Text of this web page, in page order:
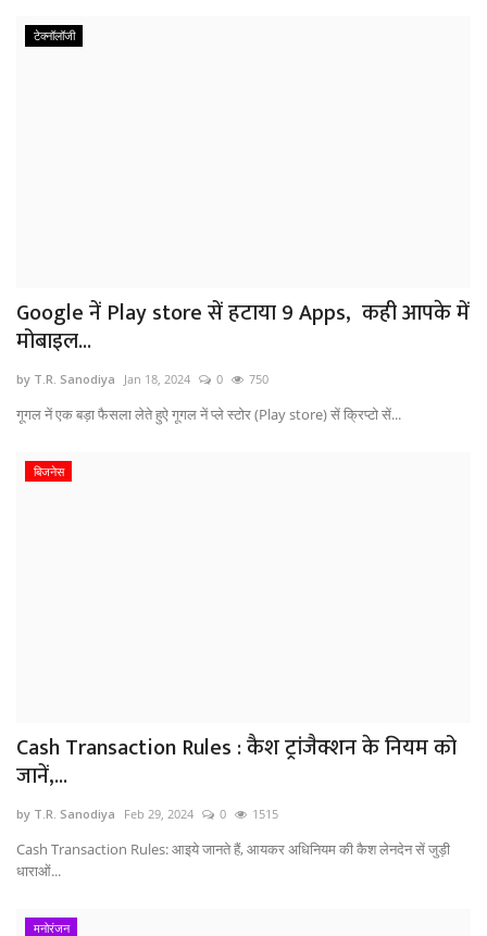
टेक्नॉलॉजी
Google नें Play store सें हटाया 9 Apps, कही आपके में
मोबाइल...
by T.R. Sanodiya Jan 18, 2024 0 750
गूगल नें एक बड़ा फैसला लेते हुऐ गूगल नें प्ले स्टोर (Play store) सें क्रिप्टो सें...
बिजनेस
Cash Transaction Rules : कैश ट्रांजैक्शन के नियम को
जानें,...
by T.R. Sanodiya Feb 29, 2024 0 1515
Cash Transaction Rules: आइये जानते हैं, आयकर अधिनियम की कैश लेनदेन सें जुड़ी
धाराओं...
मनोरंजन